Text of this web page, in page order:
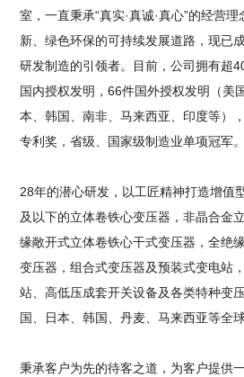
室，一直秉承“真实·真诚·真心”的经营
新、绿色环保的可持续发展道路，现已
研发制造的引领者。目前，公司拥有超
国内授权发明，66件国外授权发明（美
本、韩国、南非、马来西亚、印度等）
专利奖，省级、国家级制造业单项冠军。
28年的潜心研发，以工匠精神打造增值
及以下的立体卷铁心变压器，非晶合金
缘敞开式立体卷铁心干式变压器，全绝
变压器，组合式变压器及预装式变电站
站、高低压成套开关设备及各类特种变
国、日本、韩国、丹麦、马来西亚等全
秉承客户为先的待客之道，为客户提供